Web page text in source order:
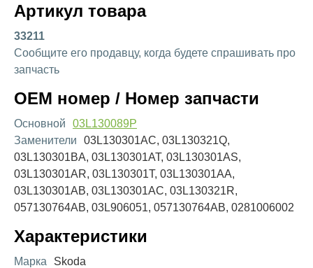
Артикул товара
33211
Сообщите его продавцу, когда будете спрашивать про
запчасть
OEM номер / Номер запчасти
Основной
03L130089P
Заменители
03L130301AC, 03L130321Q,
03L130301BA, 03L130301AT, 03L130301AS,
03L130301AR, 03L130301T, 03L130301AA,
03L130301AB, 03L130301AC, 03L130321R,
057130764AB, 03L906051, 057130764AB, 0281006002
Характеристики
Марка
Skoda